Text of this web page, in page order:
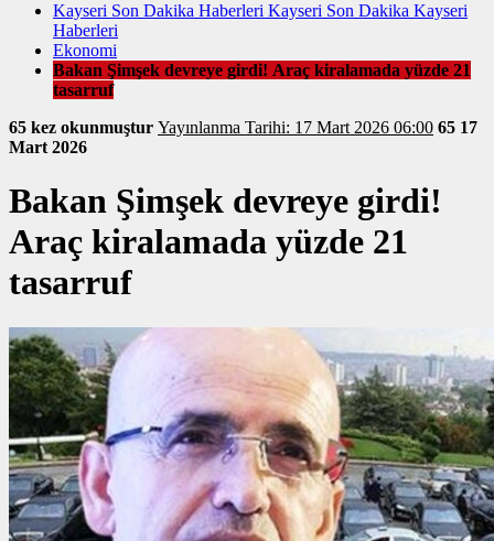
Kayseri Son Dakika Haberleri Kayseri Son Dakika Kayseri
Haberleri
Ekonomi
Bakan Şimşek devreye girdi! Araç kiralamada yüzde 21
tasarruf
65 kez okunmuştur
Yayınlanma Tarihi: 17 Mart 2026 06:00 65 17
Mart 2026
Bakan Şimşek devreye girdi!
Araç kiralamada yüzde 21
tasarruf